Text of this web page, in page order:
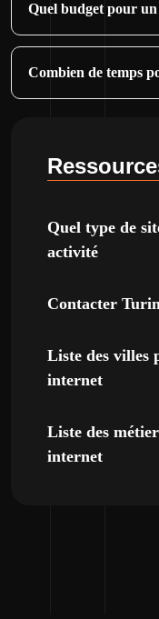
Quel budget pour un
Combien de temps
Quel type de
activité
Contacter
Liste des villes
internet
Liste des
internet